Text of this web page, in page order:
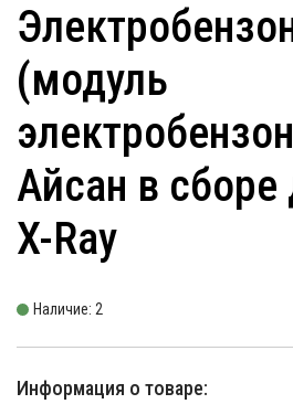
(модуль
Айсан в сборе
X-Ray
Наличие: 2
Информация о товаре: